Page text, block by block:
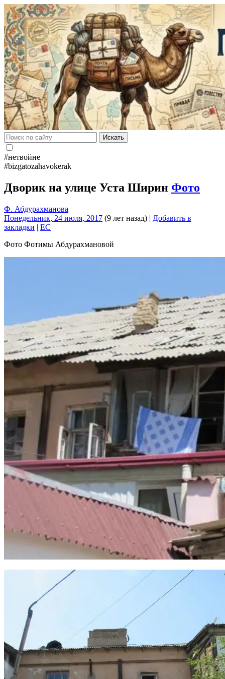
Искать
#нетвойне
#bizgatozahavokerak
Дворик на улице Уста Ширин Фото
Ф. Абдурахманова
Понедельник, 24 июля, 2017 (9 лет назад) | Добавить в
закладки | EC
Фото Фотимы Абдурахмановой